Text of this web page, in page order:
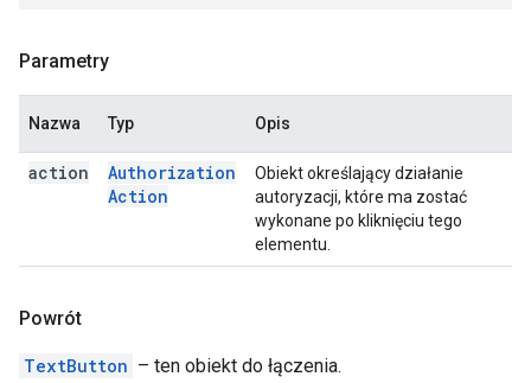
Parametry
Nazwa Typ Opis
action
Authorization
Action
Obiekt określający działanie
autoryzacji, które ma zostać
wykonane po kliknięciu tego
elementu.
Powrót
TextButton – ten obiekt do łączenia.